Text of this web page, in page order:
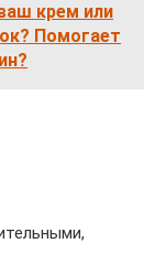
крем или
Помогает